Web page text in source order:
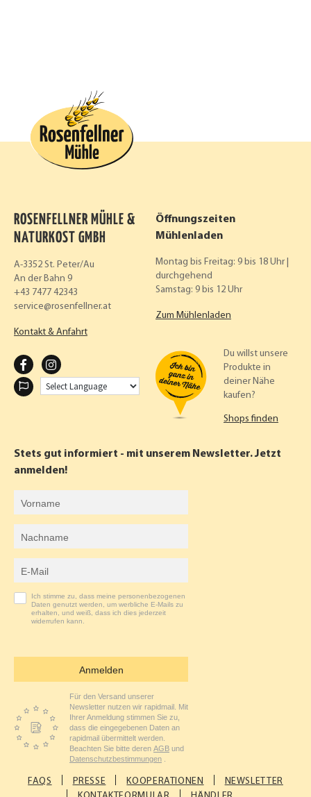
ROSENFELLNER MÜHLE &
NATURKOST GMBH
A-3352 St. Peter/Au
An der Bahn 9
+43 7477 42343
service
rosenfellner.at
Kontakt & Anfahrt
F
O
O
N
G
R
Öffnungszeiten
Mühlenladen
Montag bis Freitag: 9 bis 18 Uhr |
durchgehend
Samstag: 9 bis 12 Uhr
Zum Mühlenladen
Du willst unsere
Produkte in
deiner Nähe
kaufen?
Shops finden
Stets gut informiert - mit unserem Newsletter. Jetzt
anmelden!
Ich stimme zu, dass meine personenbezogenen
Daten genutzt werden, um werbliche E-Mails zu
erhalten, und weiß, dass ich dies jederzeit
widerrufen kann.
Anmelden
Für den Versand unserer
Newsletter nutzen wir rapidmail. Mit
Ihrer Anmeldung stimmen Sie zu,
dass die eingegebenen Daten an
rapidmail übermittelt werden.
Beachten Sie bitte deren AGB und
Datenschutzbestimmungen
FAQS PRESSE KOOPERATIONEN
NEWSLETTER